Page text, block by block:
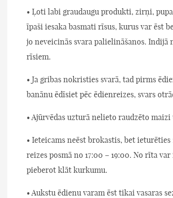
• Ļoti labi graudaugu produkti, zirņi,
īpaši iesaka basmati rīsus, kurus var ēst
jo neveicinās svara palielināšanos. Indijā
rīsiem.
• Ja gribas nokristies svarā, tad pirms
banānu ēdīsiet pēc ēdienreizes, svars
• Ajūrvēdas uzturā nelieto raudzēto maizi
• Ieteicams neēst brokastis, bet ieturēties
reizes posmā no 17:00 – 19:00. No rīta
pieberot klāt kurkumu.
• Aukstu ēdienu varam ēst tikai vasaras